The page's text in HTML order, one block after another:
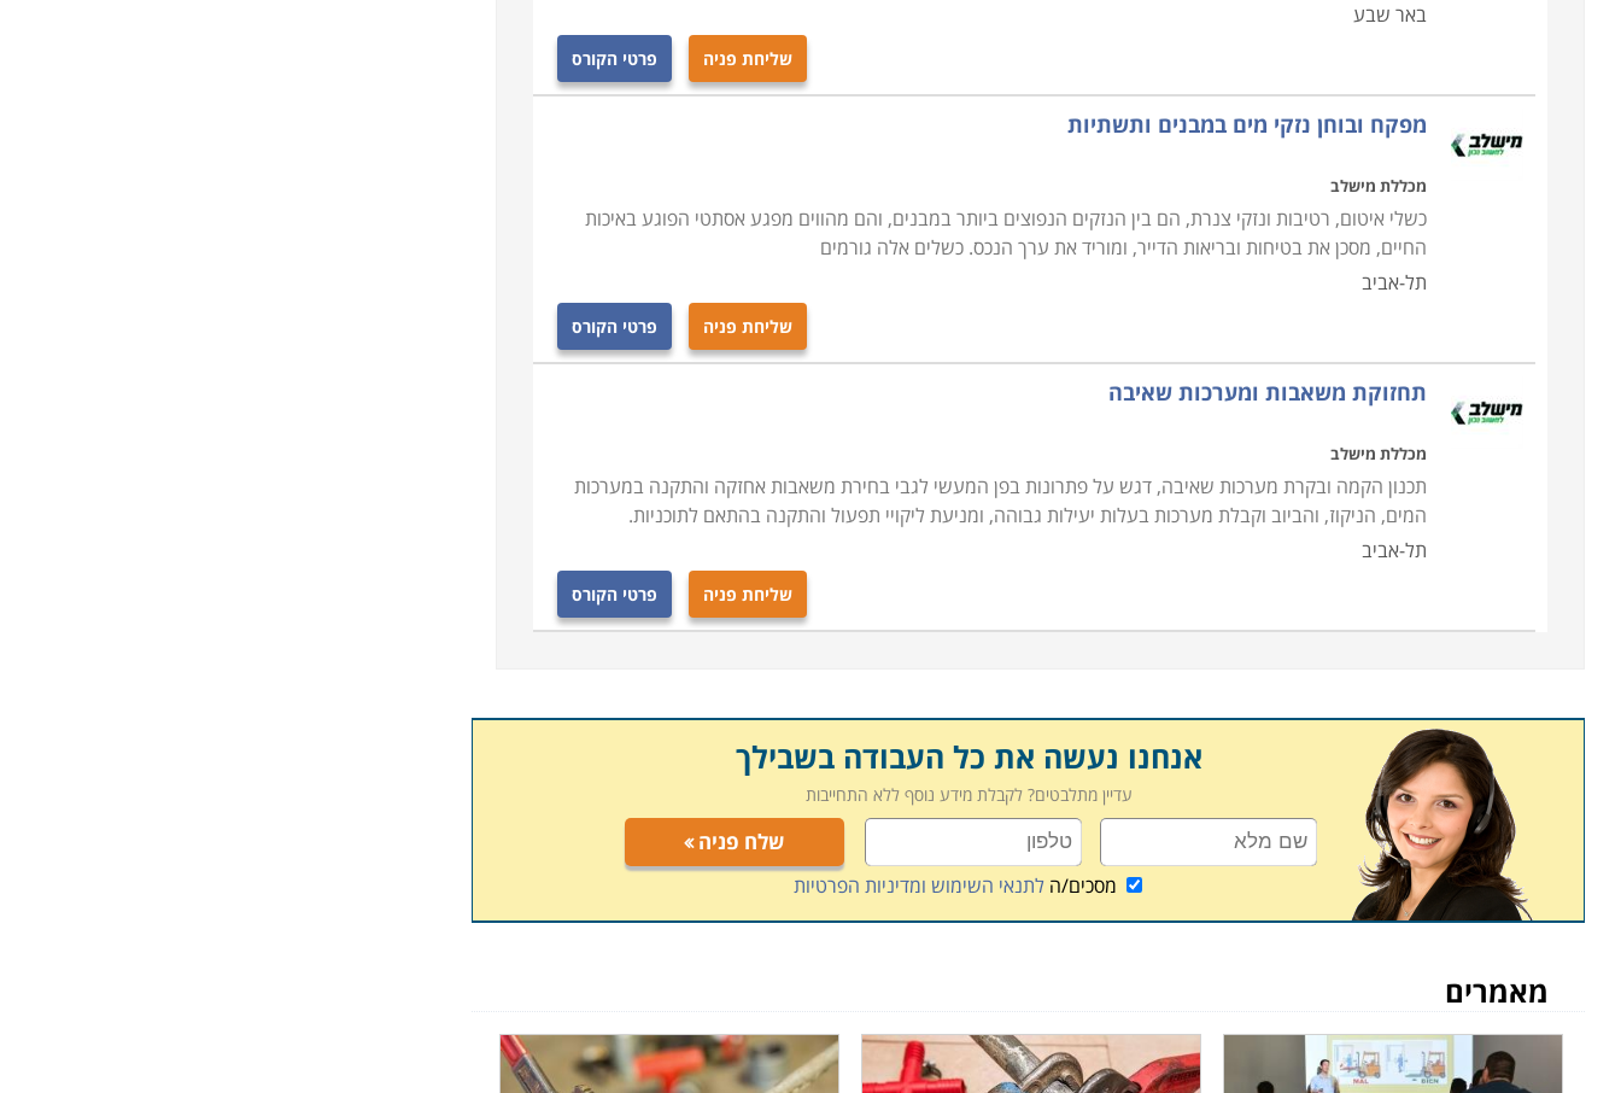
באר שבע
שליחת פניה פרטי הקורס
מפקח ובוחן נזקי מים במבנים ותשתיות
מכללת מישלב
כשלי איטום, רטיבות ונזקי צנרת, הם בין הנזקים הנפוצים ביותר במבנים, והם מהווים מפגע אסתטי הפוגע באיכות
החיים, מסכן את בטיחות ובריאות הדייר, ומוריד את ערך הנכס. כשלים אלה גורמים
תל-אביב
שליחת פניה פרטי הקורס
תחזוקת משאבות ומערכות שאיבה
מכללת מישלב
תכנון הקמה ובקרת מערכות שאיבה, דגש על פתרונות בפן המעשי לגבי בחירת משאבות אחזקה והתקנה במערכות
המים, הניקוז, והביוב וקבלת מערכות בעלות יעילות גבוהה, ומניעת ליקויי תפעול והתקנה בהתאם לתוכניות.
תל-אביב
שליחת פניה פרטי הקורס
אנחנו נעשה את כל העבודה בשבילך
עדיין מתלבטים? לקבלת מידע נוסף ללא התחייבות
שלח פניה
מסכים/הלתנאי השימוש ומדיניות הפרטיות
מאמרים